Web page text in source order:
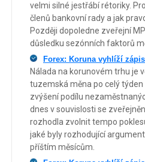
velmi silné jestřábí rétoriky.
členů bankovní rady a jak
Později dopoledne zveřejní
důsledku sezónních faktorů
Forex: Koruna vyhlíží
Nálada na korunovém trhu je
tuzemská měna po celý týden
zvýšení podílu
dnes v souvislosti se
rozhodla zvolnit tempo
jaké byly rozhodující
příštím měsícům.